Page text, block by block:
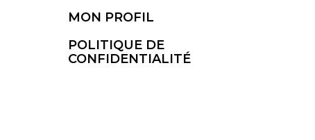
MON PROFIL
POLITIQUE DE
CONFIDENTIALITÉ